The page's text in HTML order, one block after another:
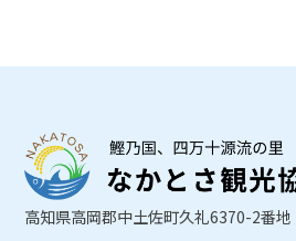
高知県高岡郡中土佐町久礼6370-2番地